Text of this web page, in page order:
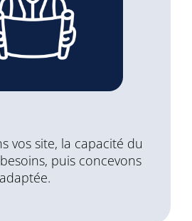
vos site, la capacité du
puis concevons